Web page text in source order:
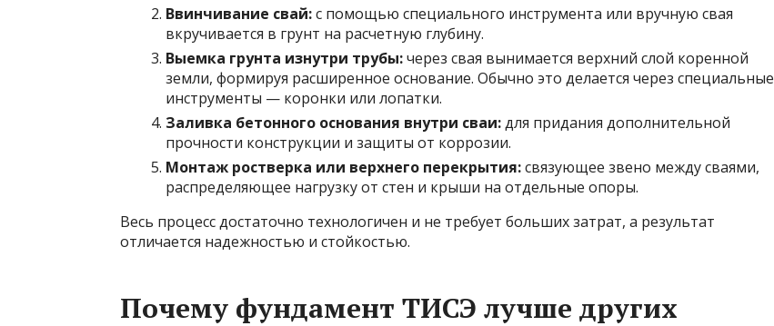
Ввинчивание свай:с помощью специального инструмента или вручную свая
вкручивается в грунт на расчетную глубину.
Выемка грунта изнутри трубы:через свая вынимается верхний слой коренной
земли, формируя расширенное основание. Обычно это делается через специальные
инструменты — коронки или лопатки.
Заливка бетонного основания внутри сваи:для придания дополнительной
прочности конструкции и защиты от коррозии.
Монтаж ростверка или верхнего перекрытия:связующее звено между сваями,
распределяющее нагрузку от стен и крыши на отдельные опоры.
Весь процесс достаточно технологичен и не требует больших затрат, а результат
отличается надежностью и стойкостью.
Почему фундамент ТИСЭ лучше других